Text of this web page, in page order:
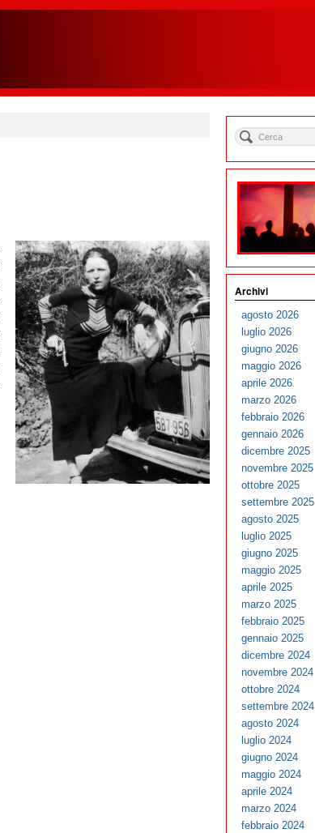
Archivi
agosto 2026
luglio 2026
giugno 2026
maggio 2026
aprile 2026
marzo 2026
febbraio 2026
gennaio 2026
dicembre 2025
novembre 2025
ottobre 2025
settembre 2025
agosto 2025
luglio 2025
giugno 2025
maggio 2025
aprile 2025
marzo 2025
febbraio 2025
gennaio 2025
dicembre 2024
novembre 2024
ottobre 2024
settembre 2024
agosto 2024
luglio 2024
giugno 2024
maggio 2024
aprile 2024
marzo 2024
febbraio 2024